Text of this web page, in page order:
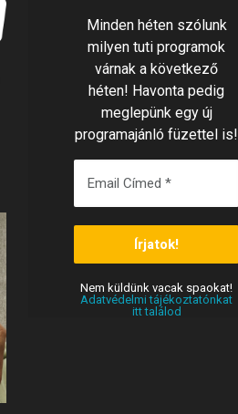
Minden héten szólunk
milyen tuti programok
várnak a következő
héten! Havonta pedig
meglepünk egy új
programajánló füzettel is!
Nem küldünk vacak spaokat!
Adatvédelmi tájékoztatónkat
itt találod